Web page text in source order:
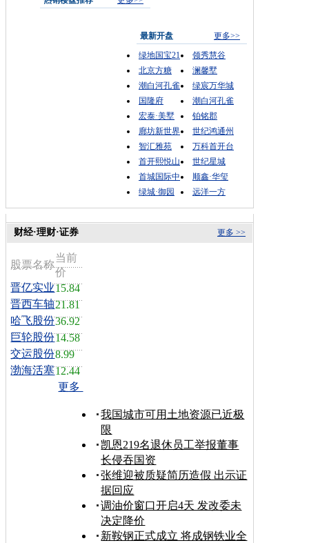
最新开盘
更多>>
绿地国宝21
领秀慧谷
北京方糖
澜馨墅
潮白河孔雀
绿宸万华城
国隆府
潮白河孔雀
宏泰·美墅
铂铭郡
廊坊新世界
世纪鸿通州
智汇雅苑
万科首开台
首开熙悦山
世纪星城
首城国际中
顺鑫·华玺
绿城·御园
远洋一方
更多 >>
财经·理财·证券
股票名称
当前
价
晋亿实业15.84
晋西车轴21.81
哈飞股份36.92
巨轮股份14.58
交运股份8.99
渤海活塞12.44
更多
我国城市可用土地资源已近极
限
凯恩219名退休员工举报董事
长侵吞国资
张维迎被质疑简历造假 出示证
据回应
调油价窗口开启4天 发改委未
决定降价
新鞍钢正式成立 将成钢铁业全